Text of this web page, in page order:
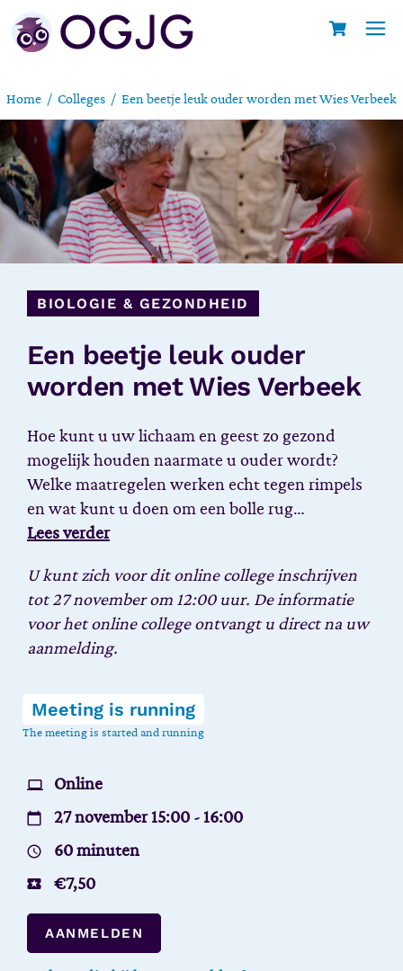
Home Colleges Een beetje leuk ouder worden met Wies Verbeek
BIOLOGIE & GEZONDHEID
Een beetje leuk ouder
worden met Wies Verbeek
Hoe kunt u uw lichaam en geest zo gezond
mogelijk houden naarmate u ouder wordt?
Welke maatregelen werken echt tegen rimpels
en wat kunt u doen om een bolle rug…
Lees verder
U kunt zich voor dit online college inschrijven
tot 27 november om 12:00 uur. De informatie
voor het online college ontvangt u direct na uw
aanmelding.
Meeting is running
The meeting is started and running
Online
27 november 15:00 - 16:00
60 minuten
€7,50
AANMELDEN